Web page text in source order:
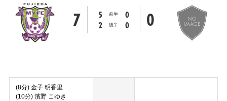
7 5 前半
0
2
後半 0 0
(8分) 金子 明香里
(10分) 濱野 こゆき